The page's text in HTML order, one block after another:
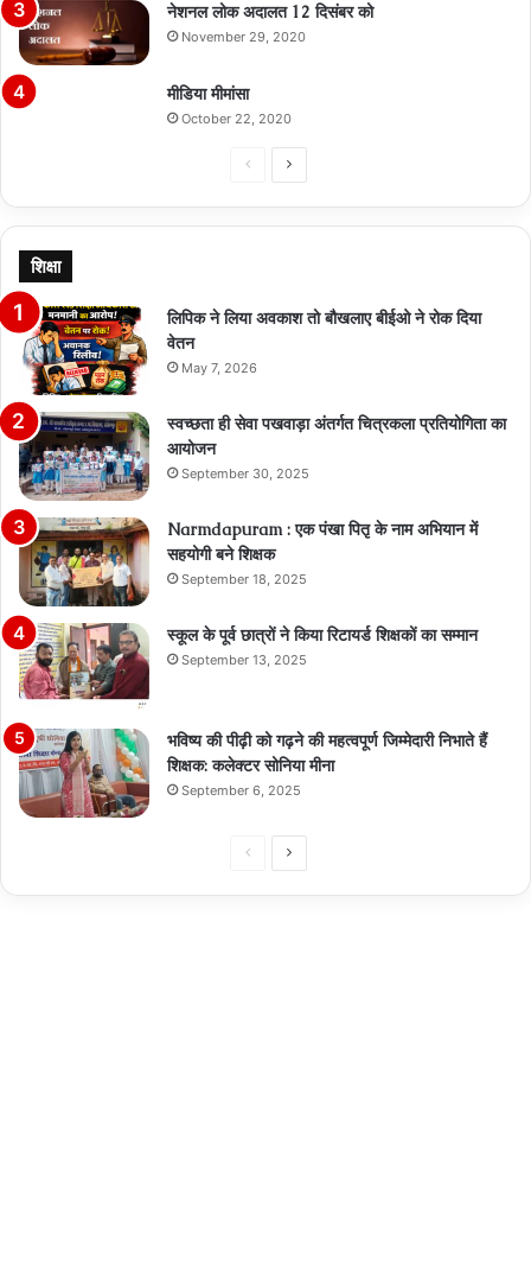
नेशनल लोक अदालत 12 दिसंबर को
November 29, 2020
मीडिया मीमांसा
October 22, 2020
PreviousNext
शिक्षा
लिपिक ने लिया अवकाश तो बौखलाए बीईओ ने रोक दिया
वेतन
May 7, 2026
स्वच्छता ही सेवा पखवाड़ा अंतर्गत चित्रकला प्रतियोगिता का
आयोजन
September 30, 2025
Narmdapuram : एक पंखा पितृ के नाम अभियान में
सहयोगी बने शिक्षक
September 18, 2025
स्कूल के पूर्व छात्रों ने किया रिटायर्ड शिक्षकों का सम्मान
September 13, 2025
भविष्य की पीढ़ी को गढ़ने की महत्वपूर्ण जिम्मेदारी निभाते हैं
शिक्षक: कलेक्टर सोनिया मीना
September 6, 2025
PreviousNext